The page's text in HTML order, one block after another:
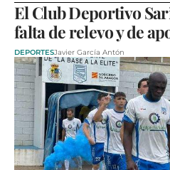
El Club Deportivo
falta de relevo y de
DEPORTESJavier García Antón